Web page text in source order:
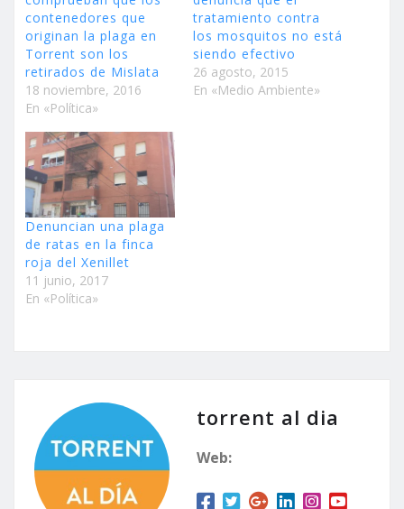
contenedores que
originan la plaga en
Torrent son los
retirados de Mislata
18 noviembre, 2016
En «Política»
tratamiento contra
los mosquitos no está
siendo efectivo
26 agosto, 2015
En «Medio Ambiente»
Denuncian una plaga
de ratas en la finca
roja del Xenillet
11 junio, 2017
En «Política»
torrent al dia
Web: